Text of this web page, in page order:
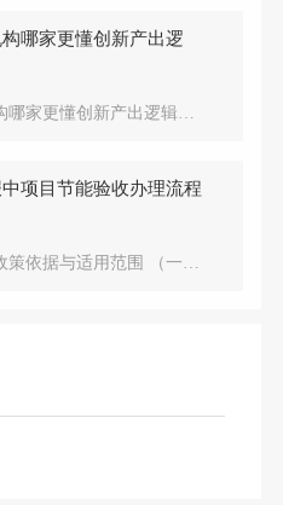
哪家更懂创新产出逻
武汉高企认定代办机构哪家更懂创新产出逻辑？ 在武汉科技创新生态蓬勃发展的浪潮中，高新技术企业认定已成为企业提升核心竞争力、获取政策红利的关键路径。然而，申报过程中的创新产出逻辑梳理——从技术研发到成果转...
项目节能验收办理流程
一、项目节能验收的政策依据与适用范围 （一）核心政策框架 湖北省固定资产投资项目节能验收工作严格遵循《中华人民共和国节约能源法》《固定资产投资项目节能审查办法》（国家发展改革委令2023年第2号）及《湖北省...